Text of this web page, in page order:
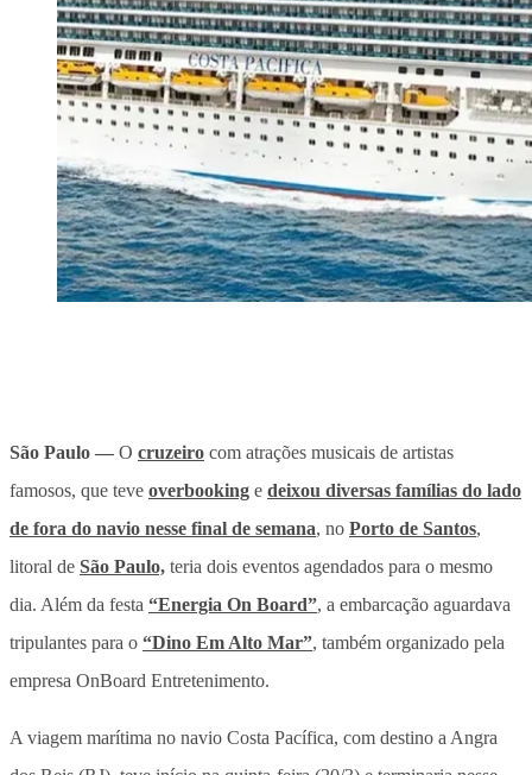
São Paulo — O cruzeiro com atrações musicais de artistas
famosos, que teve overbooking e deixou diversas famílias do lado
de fora do navio nesse final de semana, no Porto de Santos,
litoral de São Paulo, teria dois eventos agendados para o mesmo
dia. Além da festa “Energia On Board”, a embarcação aguardava
tripulantes para o “Dino Em Alto Mar”, também organizado pela
empresa OnBoard Entretenimento.
A viagem marítima no navio Costa Pacífica, com destino a Angra